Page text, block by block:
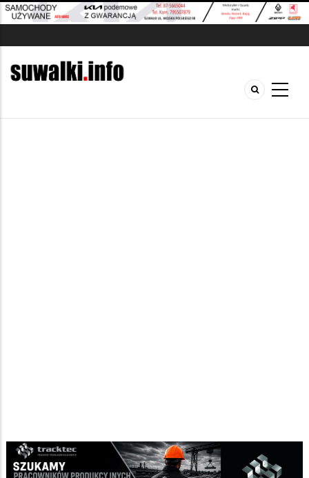
Ścieżka
Strona główna Wiadomości/Z życia szkół/
W poniedziałek rusza nabór do szkół ponadpodstawowych